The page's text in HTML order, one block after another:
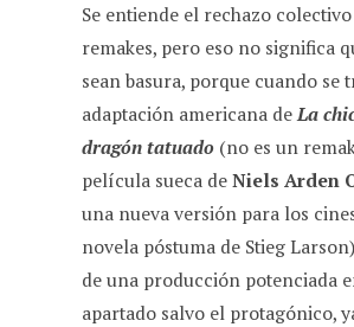
Se entiende el rechazo
remakes, pero eso no significa
sean basura, porque cuando se
adaptación americana deLa
dragón tatuado (no es un
película sueca deNiels Arden
una nueva versión para los
novela póstuma de Stieg
de una producción potenciada
apartado salvo el protagónico,